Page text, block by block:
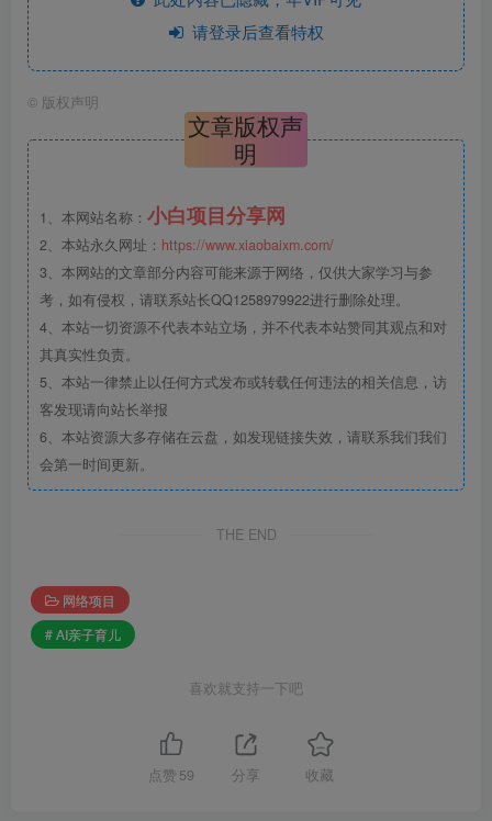
请登录后查看特权
© 版权声明
文章版权声
明
1、本网站名称： 小白项目分享网
2、本站永久网址： https://www.xiaobaixm.com/
3、本网站的文章部分内容可能来源于网络，仅供大家学习与参
考，如有侵权，请联系站长QQ1258979922进行删除处理。
4、本站一切资源不代表本站立场，并不代表本站赞同其观点和对
其真实性负责。
5、本站一律禁止以任何方式发布或转载任何违法的相关信息，访
客发现请向站长举报
6、本站资源大多存储在云盘，如发现链接失效，请联系我们我们
会第一时间更新。
THE END
网络项目
# AI亲子育儿
喜欢就支持一下吧
点赞 59 分享 收藏